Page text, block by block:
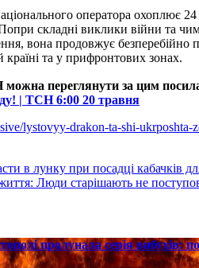
оператора охоплює 24
складні виклики війни та
вона продовжує безперебійно
країні та у прифронтових зонах.
переглянути за цим
| ТСН 6:00 20 травня
lystovyy-drakon-ta-shi-
в лунку при посадці кабачків
Люди старішають не
пролунала серія вибухів: